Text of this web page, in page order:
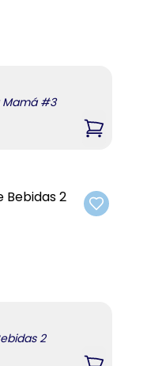
Mamá #3
,Combo
Add to
2